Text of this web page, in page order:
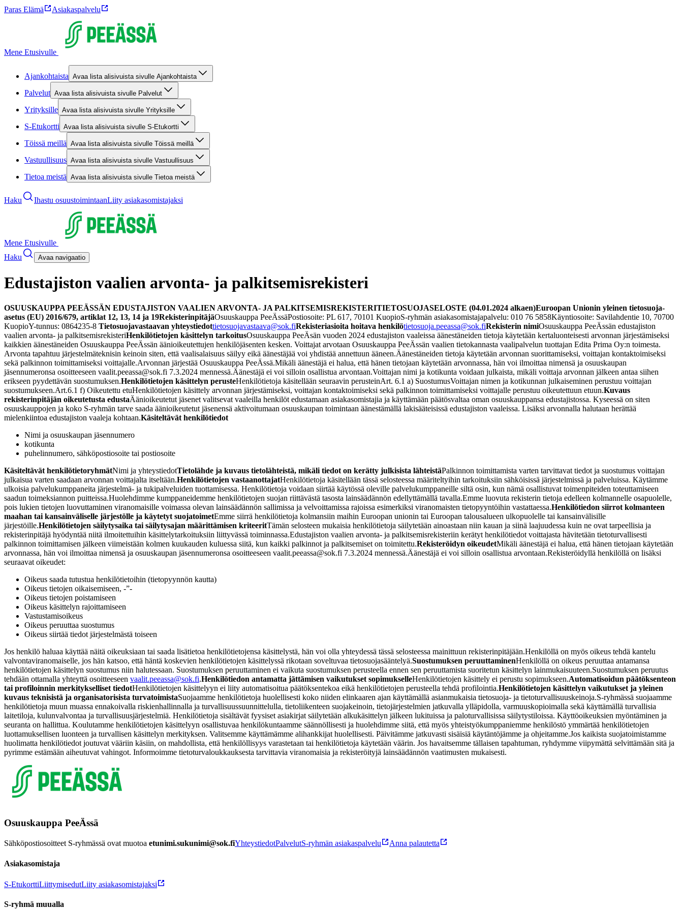
Paras Elämä Asiakaspalvelu
Mene Etusivulle
Ajankohtaista Avaa lista alisivuista sivulle Ajankohtaista
Palvelut Avaa lista alisivuista sivulle Palvelut
Yrityksille Avaa lista alisivuista sivulle Yrityksille
S-Etukortti Avaa lista alisivuista sivulle S-Etukortti
Töissä meillä Avaa lista alisivuista sivulle Töissä meillä
Vastuullisuus Avaa lista alisivuista sivulle Vastuullisuus
Tietoa meistä Avaa lista alisivuista sivulle Tietoa meistä
Haku Ihastu osuustoimintaanLiity asiakasomistajaksi
Mene Etusivulle
Haku
Avaa navigaatio
Edustajiston vaalien arvonta- ja palkitsemisrekisteri
OSUUSKAUPPA PEEÄSSÄN EDUSTAJISTON VAALIEN ARVONTA- JA PALKITSEMISREKISTERITIETOSUOJASELOSTE (04.01.2024 alkaen)Euroopan Unionin yleinen tietosuoja-
asetus (EU) 2016/679, artiklat 12, 13, 14 ja 19RekisterinpitäjäOsuuskauppa PeeÄssäPostiosoite: PL 617, 70101 KuopioS-ryhmän asiakasomistajapalvelu: 010 76 5858Käyntiosoite: Savilahdentie 10, 70700
KuopioY-tunnus: 0864235-8 Tietosuojavastaavan yhteystiedottietosuojavastaava@sok.fiRekisteriasioita hoitava henkilötietosuoja.peeassa@sok.fiRekisterin nimiOsuuskauppa PeeÄssän edustajiston
vaalien arvonta- ja palkitsemisrekisteriHenkilötietojen käsittelyn tarkoitusOsuuskauppa PeeÄsän vuoden 2024 edustajiston vaaleissa äänestäneiden tietoja käytetään kertaluonteisesti arvonnan järjestämiseksi
kaikkien äänestäneiden Osuuskauppa PeeÄssän äänioikeutettujen henkilöjäsenten kesken. Voittajat arvotaan Osuuskauppa PeeÄssän vaalien tietokannasta vaalipalvelun tuottajan Edita Prima Oy:n toimesta.
Arvonta tapahtuu järjestelmäteknisin keinoin siten, että vaalisalaisuus säilyy eikä äänestäjää voi yhdistää annettuun ääneen.Äänestäneiden tietoja käytetään arvonnan suorittamiseksi, voittajan kontaktoimiseksi
sekä palkinnon toimittamiseksi voittajalle.Arvonnan järjestää Osuuskauppa PeeÄssä.Mikäli äänestäjä ei halua, että hänen tietojaan käytetään arvonnassa, hän voi ilmoittaa nimensä ja osuuskaupan
jäsennumeronsa osoitteeseen vaalit.peeassa@sok.fi 7.3.2024 mennessä.Äänestäjä ei voi silloin osallistua arvontaan.Voittajan nimi ja kotikunta voidaan julkaista, mikäli voittaja arvonnan jälkeen antaa siihen
erikseen pyydettävän suostumuksen.Henkilötietojen käsittelyn perusteHenkilötietoja käsitellään seuraavin perusteinArt. 6.1 a) SuostumusVoittajan nimen ja kotikunnan julkaiseminen perustuu voittajan
suostumukseen.Art.6.1 f) Oikeutettu etuHenkilötietojen käsittely arvonnan järjestämiseksi, voittajan kontaktoimiseksi sekä palkinnon toimittamiseksi voittajalle perustuu oikeutettuun etuun.Kuvaus
rekisterinpitäjän oikeutetusta edustaÄänioikeutetut jäsenet valitsevat vaaleilla henkilöt edustamaan asiakasomistajia ja käyttämään päätösvaltaa oman osuuskauppansa edustajistossa. Kyseessä on siten
osuuskauppojen ja koko S-ryhmän tarve saada äänioikeutetut jäsenensä aktivoitumaan osuuskaupan toimintaan äänestämällä lakisääteisissä edustajiston vaaleissa. Lisäksi arvonnalla halutaan herättää
mielenkiintoa edustajiston vaaleja kohtaan.Käsiteltävät henkilötiedot
Nimi ja osuuskaupan jäsennumero
kotikunta
puhelinnumero, sähköpostiosoite tai postiosoite
Käsiteltävät henkilötietoryhmätNimi ja yhteystiedotTietolähde ja kuvaus tietolähteistä, mikäli tiedot on kerätty julkisista lähteistäPalkinnon toimittamista varten tarvittavat tiedot ja suostumus voittajan
julkaisua varten saadaan arvonnan voittajalta itseltään.Henkilötietojen vastaanottajatHenkilötietoja käsitellään tässä selosteessa määriteltyihin tarkoituksiin sähköisissä järjestelmissä ja palveluissa. Käytämme
ulkoisia palvelukumppaneita järjestelmä- ja tukipalveluiden tuottamisessa. Henkilötietoja voidaan siirtää käytössä oleville palvelukumppaneille siltä osin, kun nämä osallistuvat toimenpiteiden toteuttamiseen
saadun toimeksiannon puitteissa.Huolehdimme kumppaneidemme henkilötietojen suojan riittävästä tasosta lainsäädännön edellyttämällä tavalla.Emme luovuta rekisterin tietoja edelleen kolmannelle osapuolelle,
pois lukien tietojen luovuttaminen viranomaisille voimassa olevan lainsäädännön sallimissa ja velvoittamissa rajoissa esimerkiksi viranomaisten tietopyyntöihin vastattaessa.Henkilötiedon siirrot kolmanteen
maahan tai kansainväliselle järjestölle ja käytetyt suojatoimetEmme siirrä henkilötietoja kolmansiin maihin Euroopan unionin tai Euroopan talousalueen ulkopuolelle tai kansainvälisille
järjestöille.Henkilötietojen säilytysaika tai säilytysajan määrittämisen kriteeritTämän selosteen mukaisia henkilötietoja säilytetään ainoastaan niin kauan ja siinä laajuudessa kuin ne ovat tarpeellisia ja
rekisterinpitäjä hyödyntää niitä ilmoitettuihin käsittelytarkoituksiin liittyvässä toiminnassa.Edustajiston vaalien arvonta- ja palkitsemisrekisteriin kerätyt henkilötiedot voittajasta hävitetään tietoturvallisesti
palkinnon toimittamisen jälkeen viimeistään kolmen kuukauden kuluessa siitä, kun kaikki palkinnot ja palkitsemiset on toimitettu.Rekisteröidyn oikeudetMikäli äänestäjä ei halua, että hänen tietojaan käytetään
arvonnassa, hän voi ilmoittaa nimensä ja osuuskaupan jäsennumeronsa osoitteeseen vaalit.peeassa@sok.fi 7.3.2024 mennessä.Äänestäjä ei voi silloin osallistua arvontaan.Rekisteröidyllä henkilöllä on lisäksi
seuraavat oikeudet:
Oikeus saada tutustua henkilötietoihin (tietopyynnön kautta)
Oikeus tietojen oikaisemiseen, -”-
Oikeus tietojen poistamiseen
Oikeus käsittelyn rajoittamiseen
Vastustamisoikeus
Oikeus peruuttaa suostumus
Oikeus siirtää tiedot järjestelmästä toiseen
Jos henkilö haluaa käyttää näitä oikeuksiaan tai saada lisätietoa henkilötietojensa käsittelystä, hän voi olla yhteydessä tässä selosteessa mainittuun rekisterinpitäjään.Henkilöllä on myös oikeus tehdä kantelu
valvontaviranomaiselle, jos hän katsoo, että häntä koskevien henkilötietojen käsittelyssä rikotaan soveltuvaa tietosuojasääntelyä.Suostumuksen peruuttaminenHenkilöllä on oikeus peruuttaa antamansa
henkilötietojen käsittelyn suostumus niin halutessaan. Suostumuksen peruuttaminen ei vaikuta suostumuksen perusteella ennen sen peruuttamista suoritetun käsittelyn lainmukaisuuteen.Suostumuksen peruutus
tehdään ottamalla yhteyttä osoitteeseen vaalit.peeassa@sok.fi.Henkilötiedon antamatta jättämisen vaikutukset sopimukselleHenkilötietojen käsittely ei perustu sopimukseen.Automatisoidun päätöksenteon
tai profiloinnin merkitykselliset tiedotHenkilötietojen käsittelyyn ei liity automatisoitua päätöksentekoa eikä henkilötietojen perusteella tehdä profilointia.Henkilötietojen käsittelyn vaikutukset ja yleinen
kuvaus teknisistä ja organisatorisista turvatoimistaSuojaamme henkilötietoja huolellisesti koko niiden elinkaaren ajan käyttämällä asianmukaisia tietosuoja- ja tietoturvallisuuskeinoja.S-ryhmässä suojaamme
henkilötietoja muun muassa ennakoivalla riskienhallinnalla ja turvallisuussuunnittelulla, tietoliikenteen suojakeinoin, tietojärjestelmien jatkuvalla ylläpidolla, varmuuskopioimalla sekä käyttämällä turvallisia
laitetiloja, kulunvalvontaa ja turvallisuusjärjestelmiä. Henkilötietoja sisältävät fyysiset asiakirjat säilytetään alkukäsittelyn jälkeen lukituissa ja paloturvallisissa säilytystiloissa. Käyttöoikeuksien myöntäminen ja
seuranta on hallittua. Koulutamme henkilötietojen käsittelyyn osallistuvaa henkilökuntaamme säännöllisesti ja huolehdimme siitä, että myös yhteistyökumppaniemme henkilöstö ymmärtää henkilötietojen
luottamuksellisen luonteen ja turvallisen käsittelyn merkityksen. Valitsemme käyttämämme alihankkijat huolellisesti. Päivitämme jatkuvasti sisäisiä käytäntöjämme ja ohjeitamme.Jos kaikista suojatoimistamme
huolimatta henkilötiedot joutuvat vääriin käsiin, on mahdollista, että henkilöllisyys varastetaan tai henkilötietoja käytetään väärin. Jos havaitsemme tällaisen tapahtuman, ryhdymme viipymättä selvittämään sitä ja
pyrimme estämään aiheutuvat vahingot. Informoimme tietoturvaloukkauksesta tarvittavia viranomaisia ja rekisteröityjä lainsäädännön vaatimusten mukaisesti.
Osuuskauppa PeeÄssä
Sähköpostiosoitteet S-ryhmässä ovat muotoa etunimi.sukunimi@sok.fiYhteystiedotPalvelutS-ryhmän asiakaspalvelu Anna palautetta
Asiakasomistaja
S-EtukorttiLiittymisedutLiity asiakasomistajaksi
S-ryhmä muualla